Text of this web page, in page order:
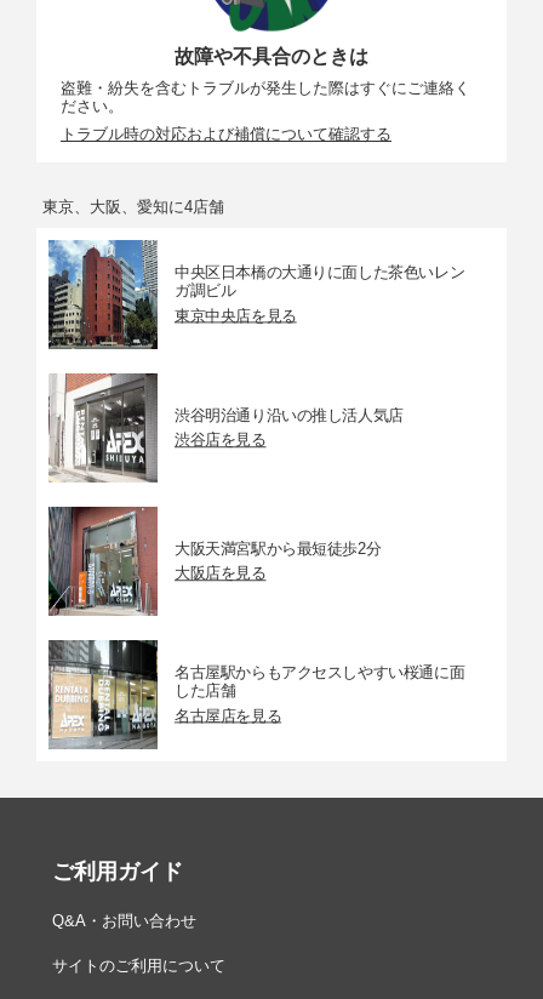
故障や不具合のときは
盗難・紛失を含むトラブルが発生した際はすぐにご連絡く
ださい。
トラブル時の対応および補償について確認する
東京、大阪、愛知に4店舗
中央区日本橋の大通りに面した茶色いレン
ガ調ビル
東京中央店を見る
渋谷明治通り沿いの推し活人気店
渋谷店を見る
大阪天満宮駅から最短徒歩2分
大阪店を見る
名古屋駅からもアクセスしやすい桜通に面
した店舗
名古屋店を見る
ご利用ガイド
Q&A・お問い合わせ
サイトのご利用について